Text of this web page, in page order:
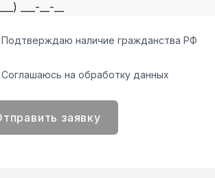
Подтверждаю наличие гражданства РФ
Соглашаюсь на обработку данных
заявку